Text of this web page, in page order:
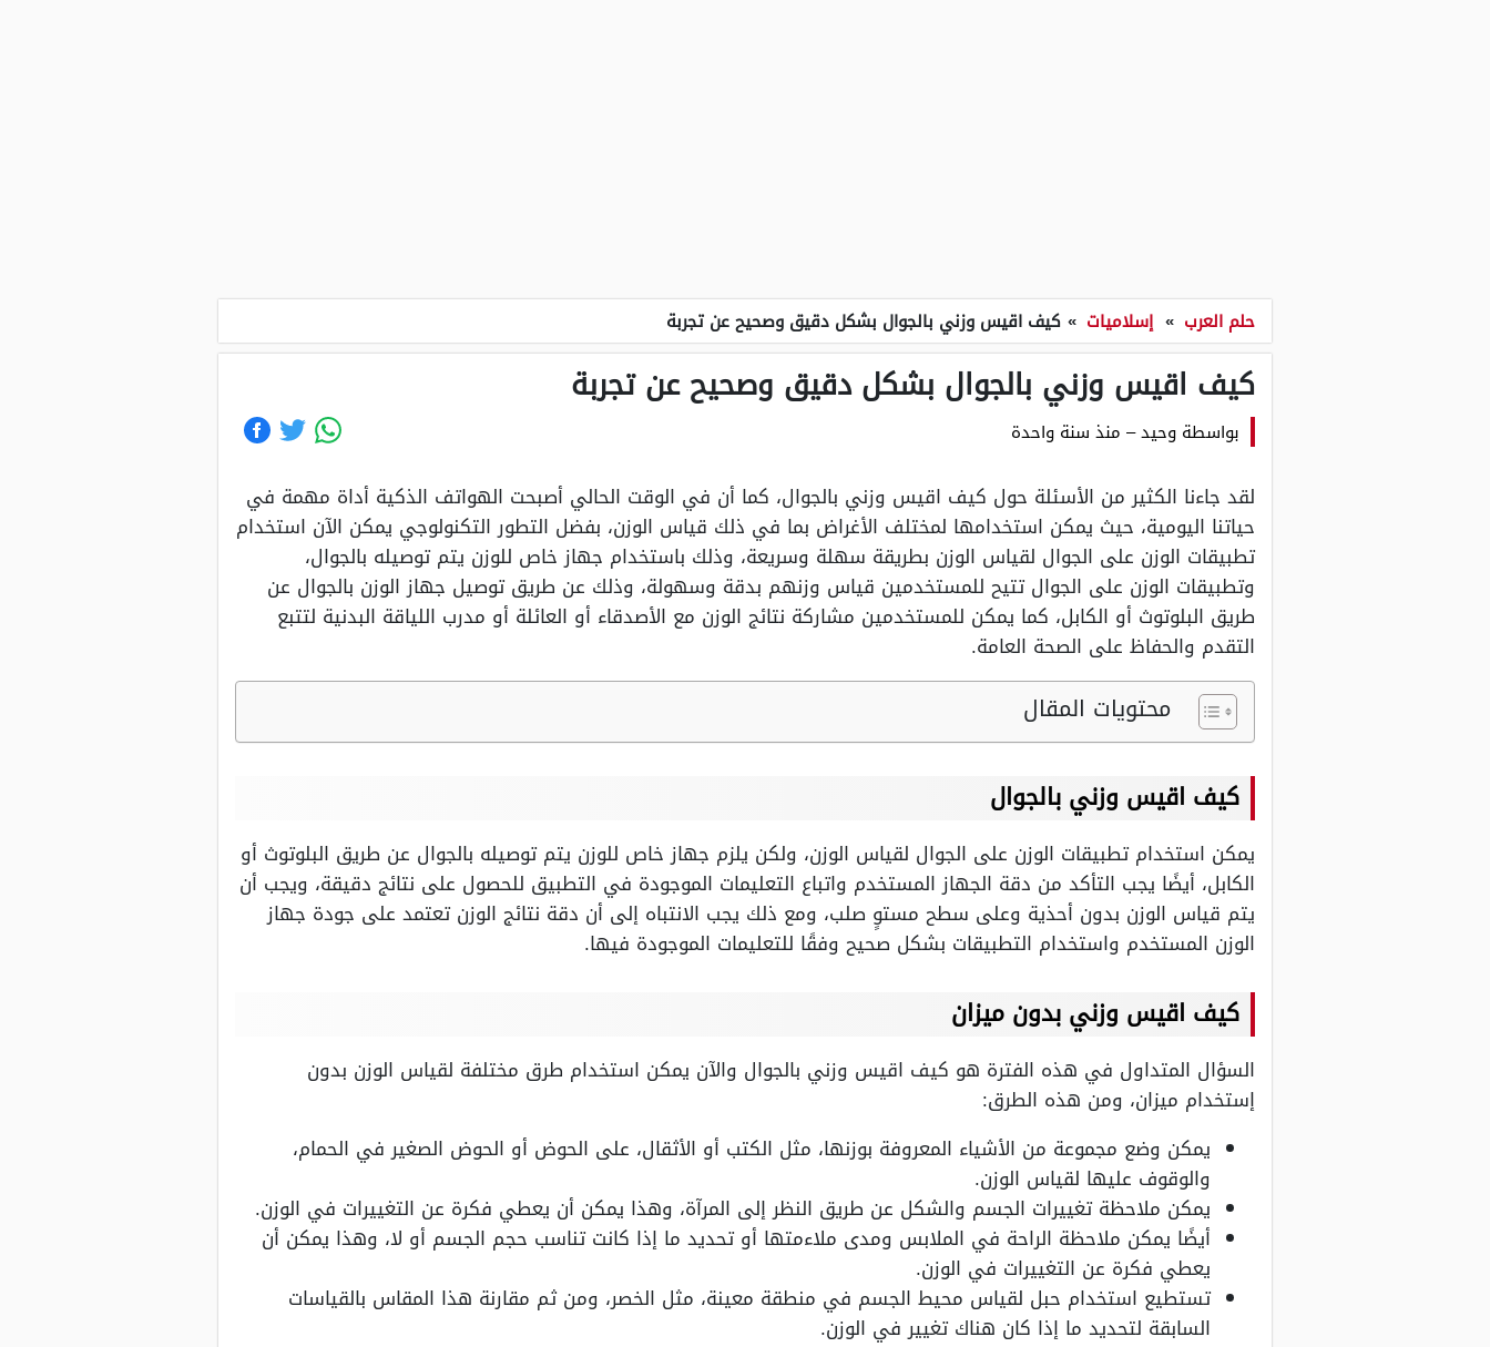
حلم العرب » إسلاميات » كيف اقيس وزني بالجوال بشكل دقيق وصحيح عن تجربة
كيف اقيس وزني بالجوال بشكل دقيق وصحيح عن تجربة
بواسطة وحيد– منذ سنة واحدة
لقد جاءنا الكثير من الأسئلة حول كيف اقيس وزني بالجوال، كما أن في الوقت الحالي أصبحت الهواتف الذكية أداة مهمة في
حياتنا اليومية، حيث يمكن استخدامها لمختلف الأغراض بما في ذلك قياس الوزن، بفضل التطور التكنولوجي يمكن الآن استخدام
تطبيقات الوزن على الجوال لقياس الوزن بطريقة سهلة وسريعة، وذلك باستخدام جهاز خاص للوزن يتم توصيله بالجوال،
وتطبيقات الوزن على الجوال تتيح للمستخدمين قياس وزنهم بدقة وسهولة، وذلك عن طريق توصيل جهاز الوزن بالجوال عن
طريق البلوتوث أو الكابل، كما يمكن للمستخدمين مشاركة نتائج الوزن مع الأصدقاء أو العائلة أو مدرب اللياقة البدنية لتتبع
التقدم والحفاظ على الصحة العامة.
محتويات المقال
كيف اقيس وزني بالجوال
يمكن استخدام تطبيقات الوزن على الجوال لقياس الوزن، ولكن يلزم جهاز خاص للوزن يتم توصيله بالجوال عن طريق البلوتوث أو
الكابل، أيضًا يجب التأكد من دقة الجهاز المستخدم واتباع التعليمات الموجودة في التطبيق للحصول على نتائج دقيقة، ويجب أن
يتم قياس الوزن بدون أحذية وعلى سطح مستوٍ صلب، ومع ذلك يجب الانتباه إلى أن دقة نتائج الوزن تعتمد على جودة جهاز
الوزن المستخدم واستخدام التطبيقات بشكل صحيح وفقًا للتعليمات الموجودة فيها.
كيف اقيس وزني بدون ميزان
السؤال المتداول في هذه الفترة هو كيف اقيس وزني بالجوال والآن يمكن استخدام طرق مختلفة لقياس الوزن بدون
إستخدام ميزان، ومن هذه الطرق:
يمكن وضع مجموعة من الأشياء المعروفة بوزنها، مثل الكتب أو الأثقال، على الحوض أو الحوض الصغير في الحمام،
والوقوف عليها لقياس الوزن.
يمكن ملاحظة تغييرات الجسم والشكل عن طريق النظر إلى المرآة، وهذا يمكن أن يعطي فكرة عن التغييرات في الوزن.
أيضًا يمكن ملاحظة الراحة في الملابس ومدى ملاءمتها أو تحديد ما إذا كانت تناسب حجم الجسم أو لا، وهذا يمكن أن
يعطي فكرة عن التغييرات في الوزن.
تستطيع استخدام حبل لقياس محيط الجسم في منطقة معينة، مثل الخصر، ومن ثم مقارنة هذا المقاس بالقياسات
السابقة لتحديد ما إذا كان هناك تغيير في الوزن.